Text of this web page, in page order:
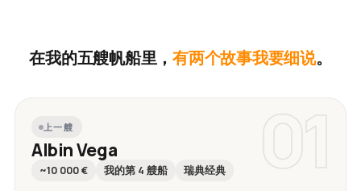
在我的五艘帆船里，有两个故事我要细说。
01
上一艘
Albin Vega
~10 000 € 我的第 4 艘船 瑞典经典